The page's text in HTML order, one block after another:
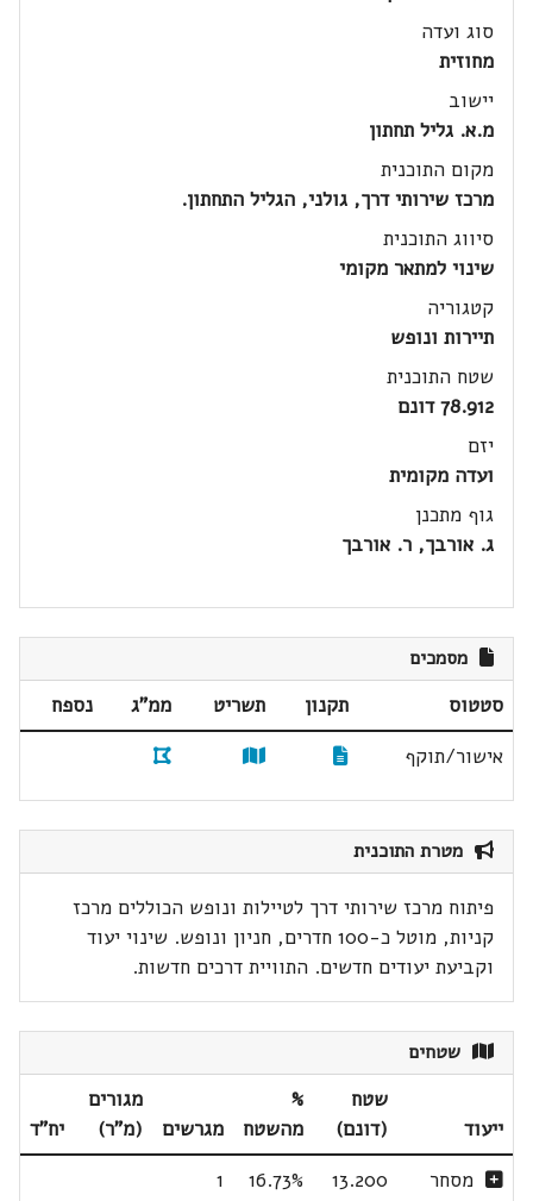
סוג ועדה
מחוזית
יישוב
מ.א. גליל תחתון
מקום התוכנית
מרכז שירותי דרך, גולני, הגליל התחתון.
סיווג התוכנית
שינוי למתאר מקומי
קטגוריה
תיירות ונופש
שטח התוכנית
78.912 דונם
יזם
ועדה מקומית
גוף מתכנן
ג. אורבך, ר. אורבך
מסמכים
סטטוס תקנון תשריט ממ"ג
נספח
אישור/תוקף
מטרת התוכנית
פיתוח מרכז שירותי דרך לטיילות ונופש הכוללים מרכז
קניות, מוטל כ-100 חדרים, חניון ונופש. שינוי יעוד
וקביעת יעודים חדשים. התוויית דרכים חדשות.
שטחים
ייעוד
שטח
(דונם)
%
מהשטח
מגרשים
מגורים
(מ"ר)
יח"ד
מסחר
13.200
16.73%
1